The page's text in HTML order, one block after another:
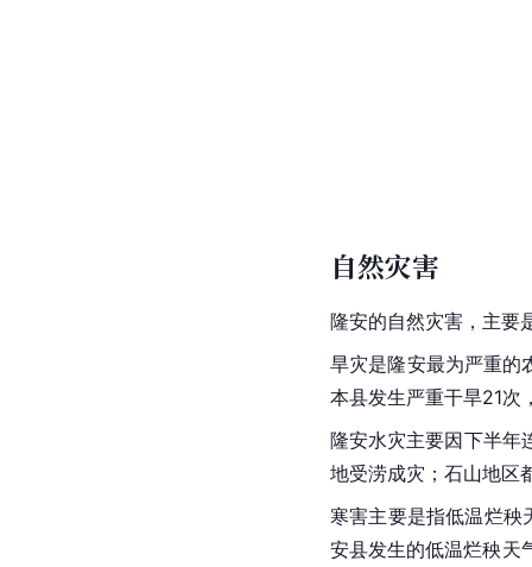
自然灾害
隆安的自然灾害，主要
旱灾是隆安最为严重的
本县发生严重干旱21次
隆安水灾主要因下半年
地受涝成灾；石山地区
寒害主要是指低温烂秧
安县发生的低温烂秧天